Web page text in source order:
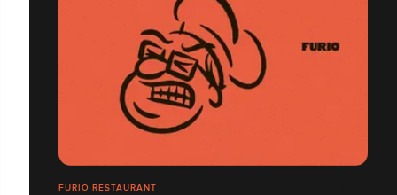
FURIO RESTAURANT